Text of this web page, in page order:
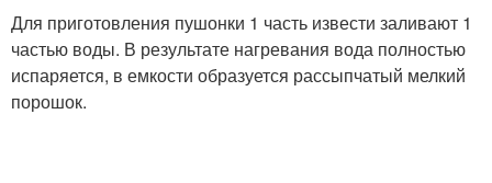
Для приготовления пушонки 1 часть извести заливают 1
частью воды. В результате нагревания вода полностью
испаряется, в емкости образуется рассыпчатый мелкий
порошок.